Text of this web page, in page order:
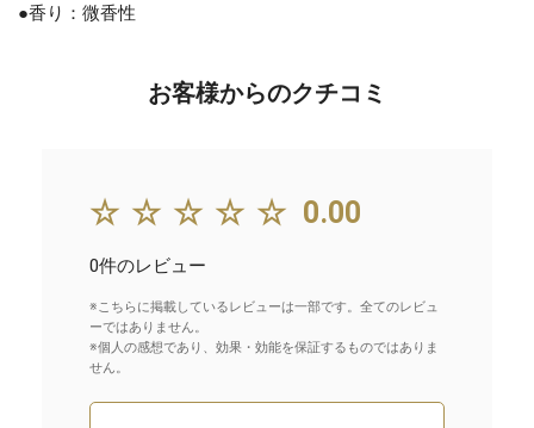
●香り：微香性
お客様からのクチコミ
☆☆☆☆☆ 0.00
0件のレビュー
※こちらに掲載しているレビューは一部です。全てのレビュ
ーではありません。
※個人の感想であり、効果・効能を保証するものではありま
せん。